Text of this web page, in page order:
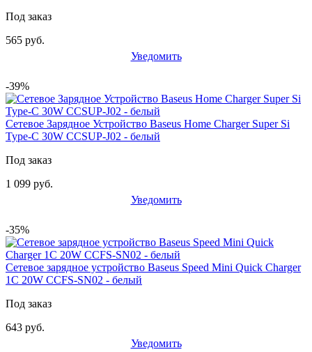
Под заказ
565 руб.
Уведомить
-39%
Сетевое Зарядное Устройство Baseus Home Charger Super Si
Type-C 30W CCSUP-J02 - белый
Под заказ
1 099 руб.
Уведомить
-35%
Сетевое зарядное устройство Baseus Speed Mini Quick Charger
1C 20W CCFS-SN02 - белый
Под заказ
643 руб.
Уведомить